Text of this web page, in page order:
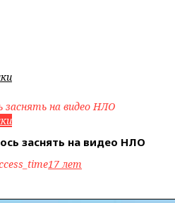
на видео НЛО
заснять на видео НЛО
17 лет